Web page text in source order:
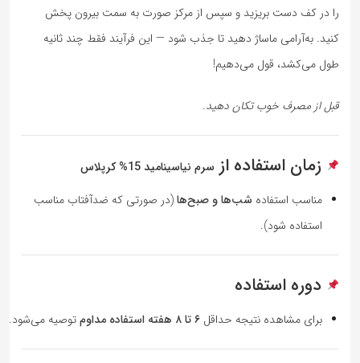
را در کف دست بریزید و سپس از مرکز صورت به سمت بیرون پخش
کنید. به‌آرامی ماساژ دهید تا جذب شود — این فرآیند فقط چند ثانیه
طول می‌کشد، قول می‌دهیم!
قبل از مصرف خوب تکان دهید.
زمان استفاده از سرم نیاسینامید 15% کرپلاس
مناسب استفاده شب‌ها و صبح‌ها(در صورتی که ضدآفتاب مناسب
استفاده شود).
دوره استفاده
برای مشاهده نتیجه حداقل ۶ تا ۸ هفته استفاده مداوم توصیه می‌شود.